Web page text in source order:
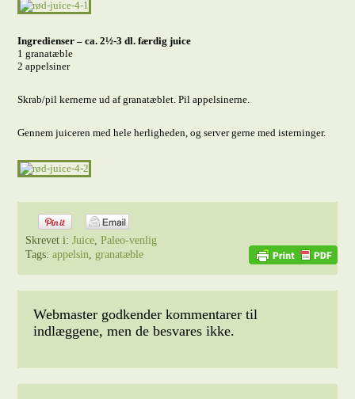
Ingredienser – ca. 2½-3 dl. færdig juice
1 granatæble
2 appelsiner
Skrab/pil kernerne ud af granatæblet. Pil appelsinerne.
Gennem juiceren med hele herligheden, og server gerne med isterninger.
Skrevet i:Juice,Paleo-venlig
Tags:appelsin, granatæble
Webmaster godkender kommentarer til
indlæggene, men de besvares ikke.